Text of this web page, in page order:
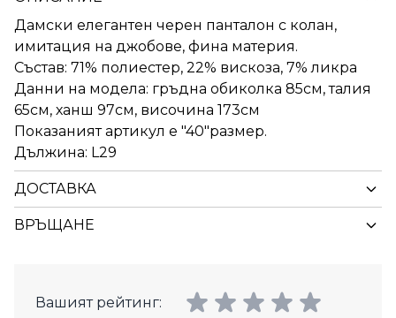
Дамски елегантен черен панталон с колан,
имитация на джобове, фина материя.
Състав: 71% полиестер, 22% вискоза, 7% ликра
Данни на модела: гръдна обиколка 85см, талия
65см, ханш 97см, височина 173см
Показаният артикул е "40"размер.
Дължина: L29
ДОСТАВКА
ВРЪЩАНЕ
Вашият рейтинг: